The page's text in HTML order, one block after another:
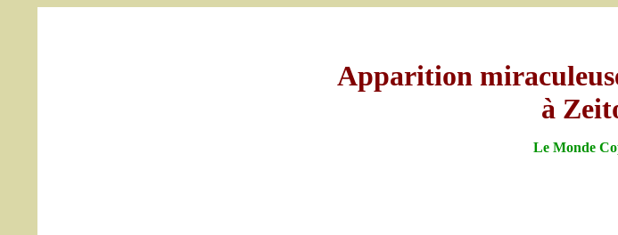
Apparition
à
Le Monde